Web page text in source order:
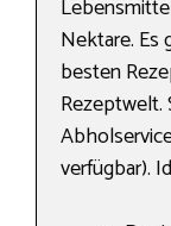
Nektare.
besten
Rezeptwelt.
verfügbar).